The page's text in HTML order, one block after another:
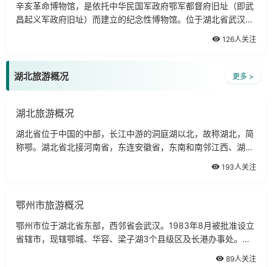
辛亥革命博物馆，是依托中华民国军政府鄂军都督府旧址（即武
昌起义军政府旧址）而建立的纪念性博物馆。位于湖北省武汉市
积18000多平方米，建筑面积近10000平方米。因旧址红墙红
瓦，武汉人称之为红楼。红楼原为清朝政府设立的湖北咨议局局
址
126人关注
湖北旅游概况 更多 >
湖北旅游概况
湖北省位于中国的中部，长江中游的洞庭湖以北，故称湖北，简
称鄂。湖北省北接河南省，东连安徽省，东南和南邻江西、湖南
33°20′，东经108°21′～116°07′。东西长约740公里，南北宽约
全国第16位。截止2000年11月，全省人口6027．82万人。
193人关注
鄂州市旅游概况
鄂州市位于湖北省东部，西邻省会武汉。1983年8月被批准设立
省辖市，现辖鄂城、华容、梁子湖3个县级区及长港办事处。国
89人关注